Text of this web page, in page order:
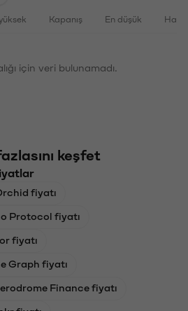
Kapanış En düşük
için veri bulunamadı.
keşfet
fiyatı
Protocol fiyatı
fiyatı
Graph fiyatı
Finance fiyatı